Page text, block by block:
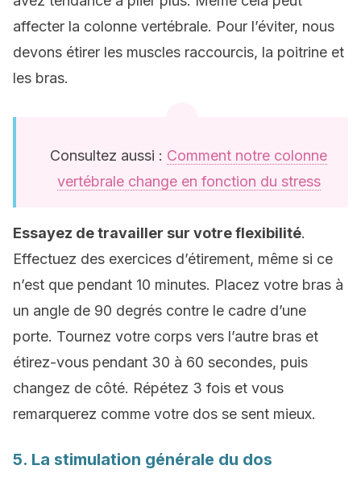
affecter la colonne vertébrale. Pour l’éviter, nous
devons étirer les muscles raccourcis, la poitrine et
les bras.
Consultez aussi : Comment notre colonne
vertébrale change en fonction du stress
Essayez de travailler sur votre flexibilité.
Effectuez des exercices d’étirement, même si ce
n’est que pendant 10 minutes. Placez votre bras à
un angle de 90 degrés contre le cadre d’une
porte. Tournez votre corps vers l’autre bras et
étirez-vous pendant 30 à 60 secondes, puis
changez de côté. Répétez 3 fois et vous
remarquerez comme votre dos se sent mieux.
5. La stimulation générale du dos